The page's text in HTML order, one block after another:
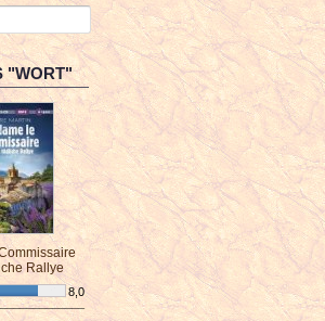
"WORT"
Rallye
8,0